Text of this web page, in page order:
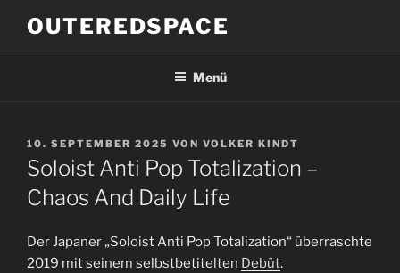
InhaltOUTEREDSPACE
Menü
VERÖFFENTLICHT
AM
10. SEPTEMBER 2025 VON VOLKER KINDT
Soloist Anti Pop Totalization –
Chaos And Daily Life
Der Japaner „Soloist Anti Pop Totalization“ überraschte
2019 mit seinem selbstbetitelten Debüt.